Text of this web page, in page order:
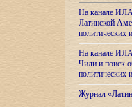
На канале
Латинской
На канале
Чили и поиск
Журнал